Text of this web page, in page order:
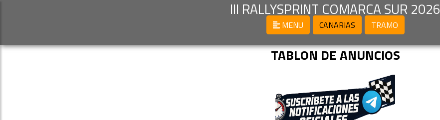
III RALLYSPRINT COMARCA SUR 2026
MENU CANARIAS TRAMO
TABLON DE ANUNCIOS